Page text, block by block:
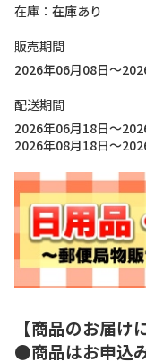
在庫
在庫あり
販売期間
2026年06月08日～
配送期間
2026年06月18日～
2026年08月18日～
【商品のお届け
●商品はお申込